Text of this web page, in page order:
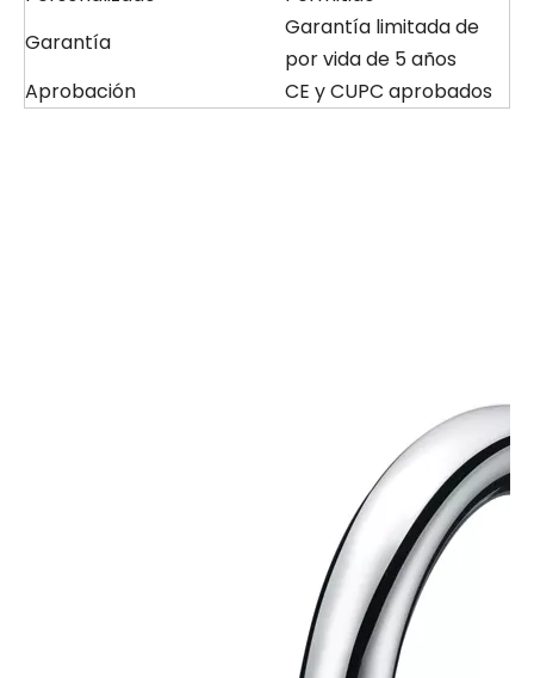
Garantía
Garantía limitada de
por vida de 5 años
Aprobación
CE y CUPC aprobados